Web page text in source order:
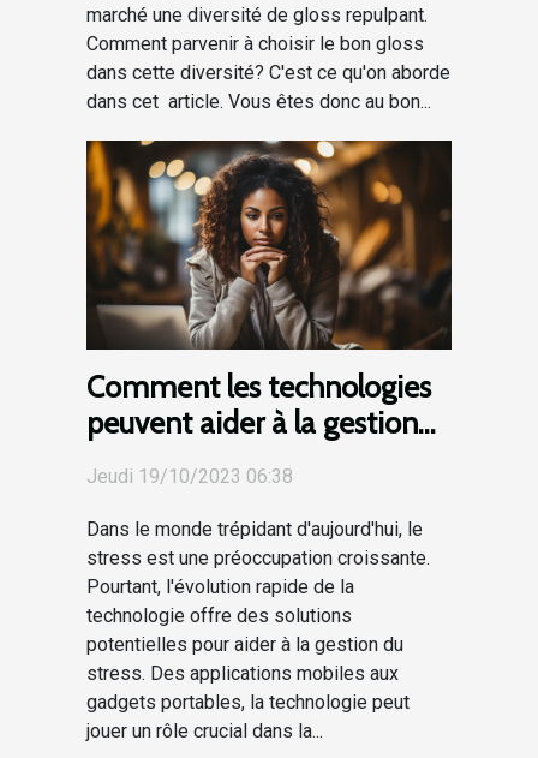
marché une diversité de gloss repulpant.
Comment parvenir à choisir le bon gloss
dans cette diversité? C'est ce qu'on aborde
dans cet article. Vous êtes donc au bon...
Comment les technologies
peuvent aider à la gestion
Jeudi 19/10/2023 06:38
Dans le monde trépidant d'aujourd'hui, le
stress est une préoccupation croissante.
Pourtant, l'évolution rapide de la
technologie offre des solutions
potentielles pour aider à la gestion du
stress. Des applications mobiles aux
gadgets portables, la technologie peut
jouer un rôle crucial dans la...